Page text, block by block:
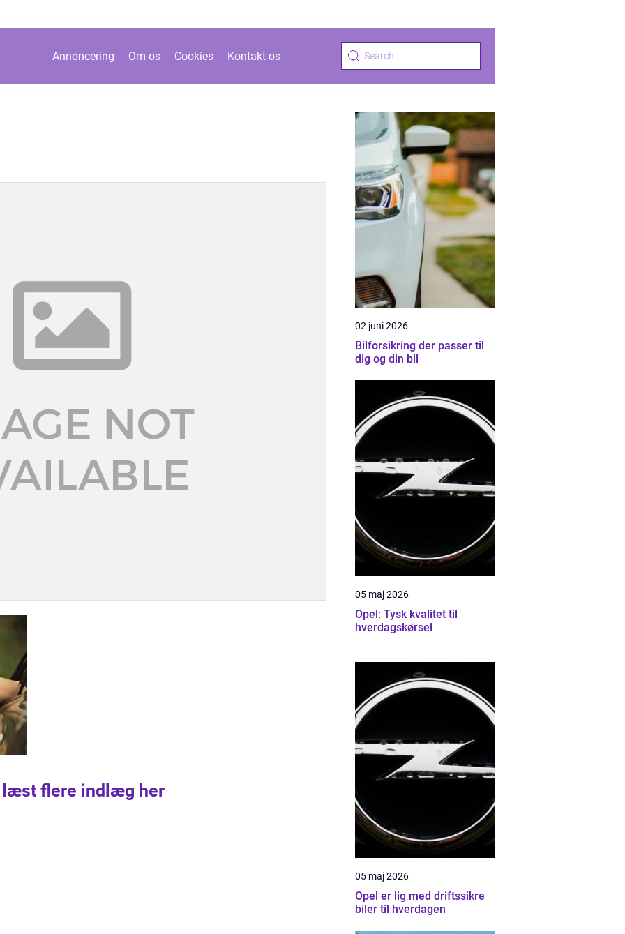
Annoncering Om os Cookies Kontakt os
læst flere indlæg her
02 juni 2026
Bilforsikring der passer til
dig og din bil
05 maj 2026
Opel: Tysk kvalitet til
hverdagskørsel
05 maj 2026
Opel er lig med driftssikre
biler til hverdagen